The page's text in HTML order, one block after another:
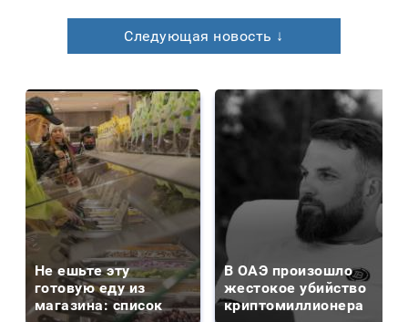
Следующая новость ↓
Не ешьте эту
готовую еду из
магазина: список
В ОАЭ произошло
жестокое убийство
криптомиллионера